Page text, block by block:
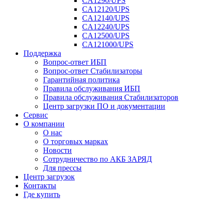
CA12120/UPS
CA12140/UPS
CA12240/UPS
CA12500/UPS
CA121000/UPS
Поддержка
Вопрос-ответ ИБП
Вопрос-ответ Стабилизаторы
Гарантийная политика
Правила обслуживания ИБП
Правила обслуживания Стабилизаторов
Центр загрузки ПО и документации
Сервис
О компании
О нас
О торговых марках
Новости
Сотрудничество по АКБ ЗАРЯД
Для прессы
Центр загрузок
Контакты
Где купить